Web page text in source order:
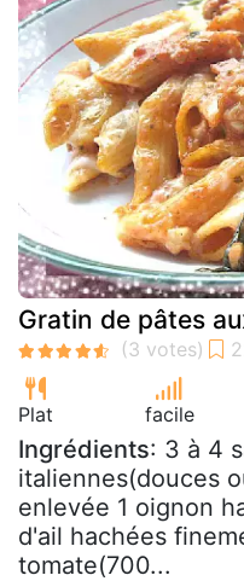
Gratin de pâtes
Plat facile
Ingrédients: 3 à 4
italiennes(douces
enlevée 1 oignon
d'ail hachées
tomate(700...